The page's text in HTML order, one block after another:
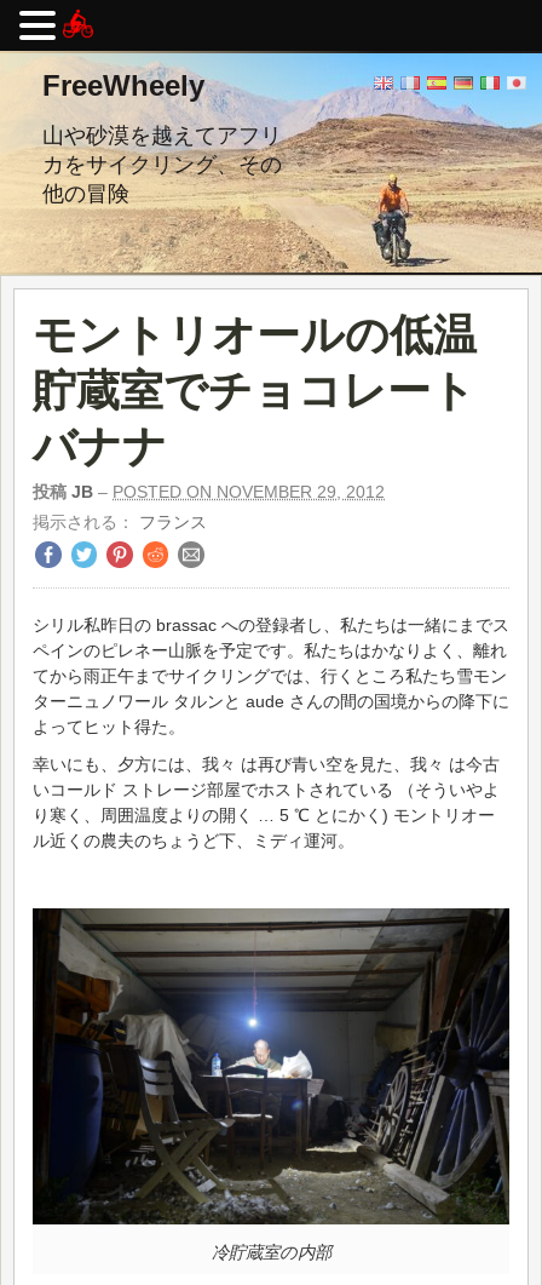
し
FreeWheely
山や砂漠を越えてアフリ
カをサイクリング、その
他の冒険
モントリオールの低温
貯蔵室でチョコレート
バナナ
投稿 JB – POSTED ON NOVEMBER 29, 2012
掲示される： フランス
シリル私昨日の brassac への登録者し、私たちは一緒にまでス
ペインのピレネー山脈を予定です。私たちはかなりよく、離れ
てから雨正午までサイクリングでは、行くところ私たち雪モン
ターニュノワール タルンと aude さんの間の国境からの降下に
よってヒット得た。
幸いにも、夕方には、我々 は再び青い空を見た、我々 は今古
いコールド ストレージ部屋でホストされている （そういやよ
り寒く、周囲温度よりの開く … 5 ℃ とにかく) モントリオー
ル近くの農夫のちょうど下、ミディ運河。
冷貯蔵室の内部